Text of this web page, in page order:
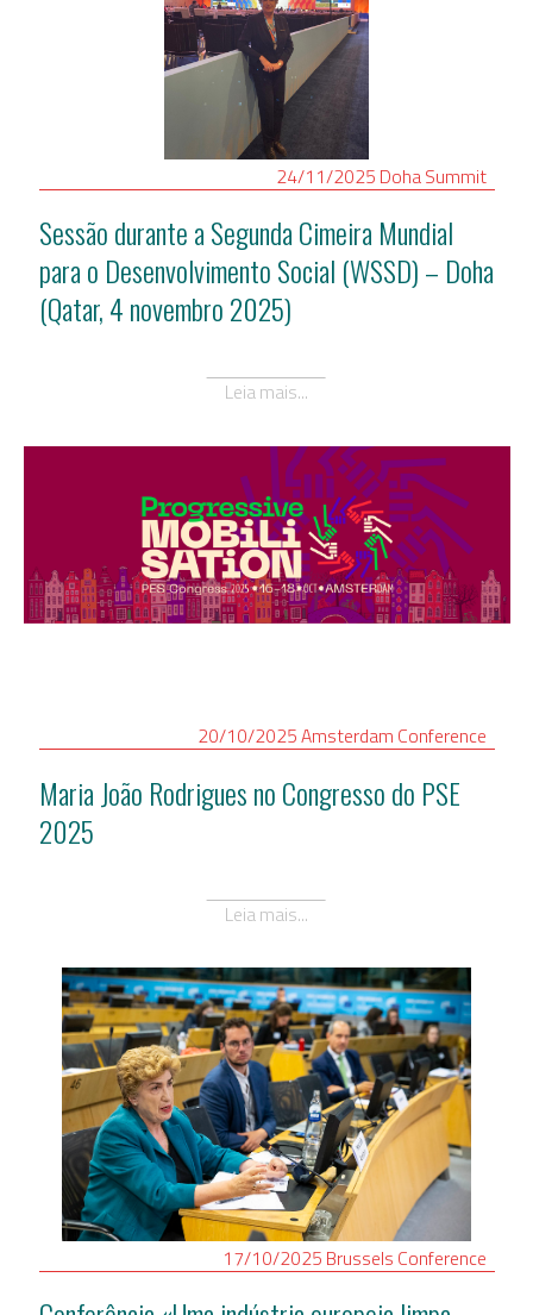
24/11/2025 DohaSummit
Sessão durante a Segunda Cimeira Mundial
para o Desenvolvimento Social (WSSD) – Doha
(Qatar, 4 novembro 2025)
Leia mais...
20/10/2025Amsterdam Conference
Maria João Rodrigues no Congresso do PSE
2025
Leia mais...
17/10/2025 Brussels Conference